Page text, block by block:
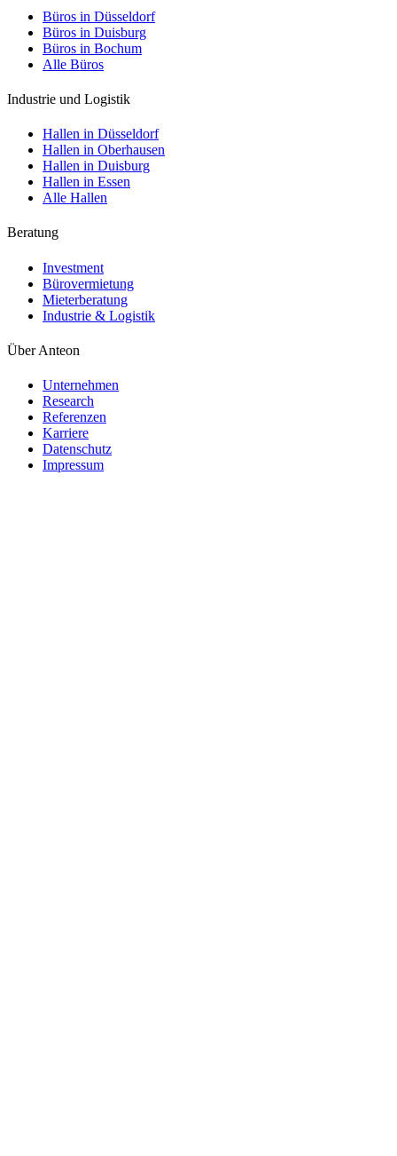
Büros in Düsseldorf
Büros in Duisburg
Büros in Bochum
Alle Büros
Industrie und Logistik
Hallen in Düsseldorf
Hallen in Oberhausen
Hallen in Duisburg
Hallen in Essen
Alle Hallen
Beratung
Investment
Bürovermietung
Mieterberatung
Industrie & Logistik
Über Anteon
Unternehmen
Research
Referenzen
Karriere
Datenschutz
Impressum